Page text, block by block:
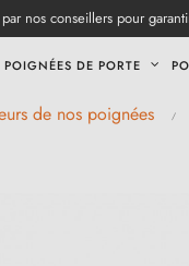
nos conseillers pour
POIGNÉES DE PORTE
de nos poignées